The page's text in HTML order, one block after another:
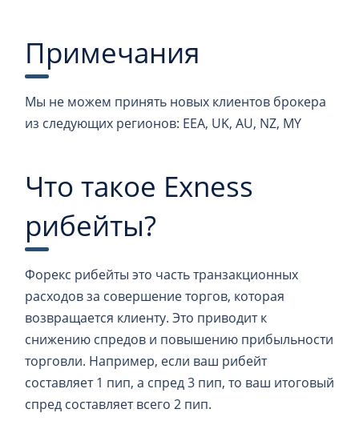
Примечания
Мы не можем принять новых клиентов брокера
из следующих регионов: EEA, UK, AU, NZ, MY
Что такое Exness
рибейты?
Форекс рибейты это часть транзакционных
расходов за совершение торгов, которая
возвращается клиенту. Это приводит к
снижению спредов и повышению прибыльности
торговли. Например, если ваш рибейт
составляет 1 пип, а спред 3 пип, то ваш итоговый
спред составляет всего 2 пип.